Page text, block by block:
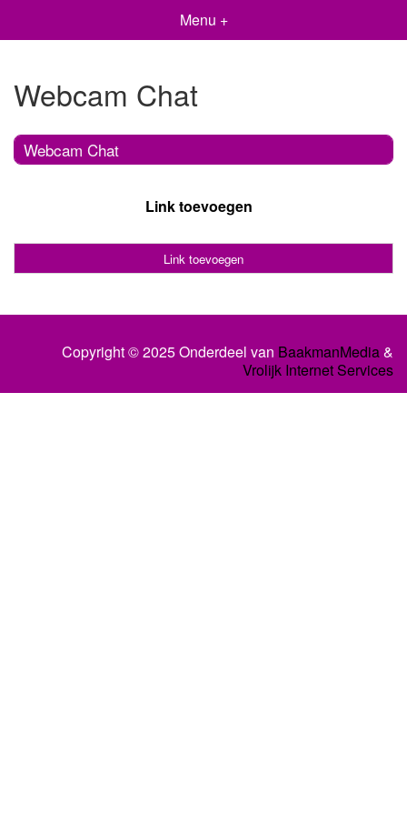
Menu +
Webcam Chat
Webcam Chat
Link toevoegen
Link toevoegen
Copyright © 2025 Onderdeel van BaakmanMedia&
Vrolijk Internet Services